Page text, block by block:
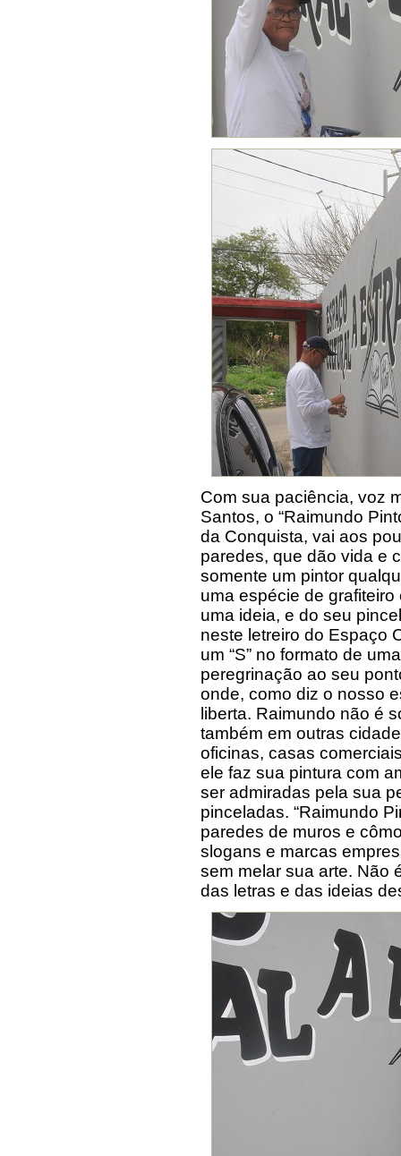
Com sua paciência, voz
Santos, o “Raimundo
da Conquista, vai aos
paredes, que dão vida e
somente um pintor
uma espécie de
uma ideia, e do seu
neste letreiro do Espaço
um “S” no formato de
peregrinação ao seu
onde, como diz o nosso
liberta. Raimundo não é
também em outras
oficinas, casas
ele faz sua pintura com
ser admiradas pela sua
pinceladas. “Raimundo
paredes de muros e
slogans e marcas
sem melar sua arte. Não
das letras e das ideias